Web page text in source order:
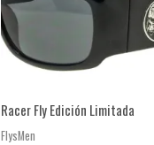
Racer Fly Edición Limitada
FlysMen